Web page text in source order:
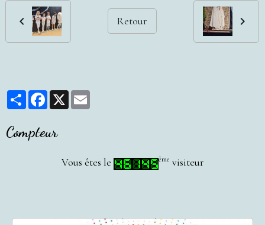
Retour
PartagerFacebook
X
Compteur
Vous êtes le ème visiteur